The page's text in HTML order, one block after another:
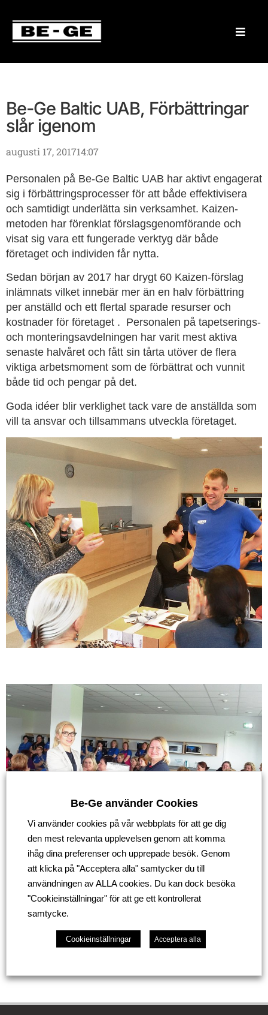
Be-Ge Baltic UAB, Förbättringar
slår igenom
augusti 17, 201714:07
Personalen på Be-Ge Baltic UAB har aktivt engagerat
sig i förbättringsprocesser för att både effektivisera
och samtidigt underlätta sin verksamhet. Kaizen-
metoden har förenklat förslagsgenomförande och
visat sig vara ett fungerade verktyg där både
företaget och individen får nytta.
Sedan början av 2017 har drygt 60 Kaizen-förslag
inlämnats vilket innebär mer än en halv förbättring
per anställd och ett flertal sparade resurser och
kostnader för företaget . Personalen på tapetserings-
och monteringsavdelningen har varit mest aktiva
senaste halvåret och fått sin tårta utöver de flera
viktiga arbetsmoment som de förbättrat och vunnit
både tid och pengar på det.
Goda idéer blir verklighet tack vare de anställda som
vill ta ansvar och tillsammans utveckla företaget.
Be-Ge använder Cookies
Vi använder cookies på vår webbplats för att ge dig
den mest relevanta upplevelsen genom att komma
ihåg dina preferenser och upprepade besök. Genom
att klicka på "Acceptera alla" samtycker du till
användningen av ALLA cookies. Du kan dock besöka
"Cookieinställningar" för att ge ett kontrollerat
samtycke.
Cookieinställningar Acceptera alla